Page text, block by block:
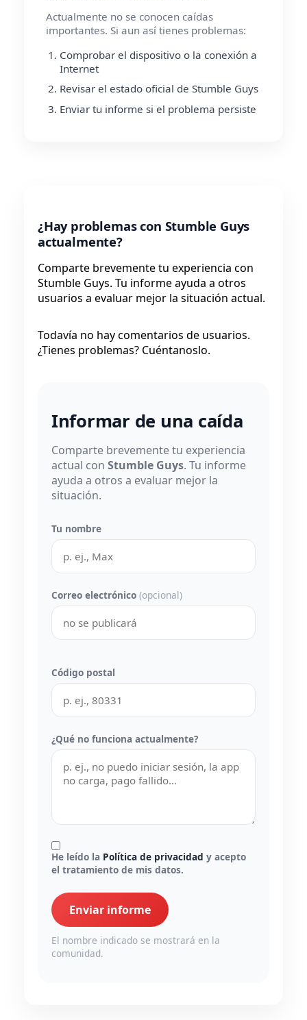
Actualmente no se conocen caídas
importantes. Si aun así tienes problemas:
Comprobar el dispositivo o la conexión a
Internet
Revisar el estado oficial de Stumble Guys
Enviar tu informe si el problema persiste
¿Hay problemas con Stumble Guys
actualmente?
Comparte brevemente tu experiencia con
Stumble Guys. Tu informe ayuda a otros
usuarios a evaluar mejor la situación actual.
Todavía no hay comentarios de usuarios.
¿Tienes problemas? Cuéntanoslo.
Informar de una caída
Comparte brevemente tu experiencia
actual con Stumble Guys. Tu informe
ayuda a otros a evaluar mejor la
situación.
Tu nombre
Correo electrónico (opcional)
Código postal
¿Qué no funciona actualmente?
He leído la Política de privacidad y acepto
el tratamiento de mis datos.
Enviar informe
El nombre indicado se mostrará en la
comunidad.